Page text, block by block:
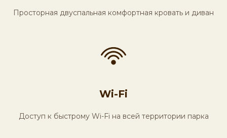
Просторная двуспальная комфортная кровать и диван
Wi-Fi
Доступ к быстрому Wi-Fi на всей территории парка